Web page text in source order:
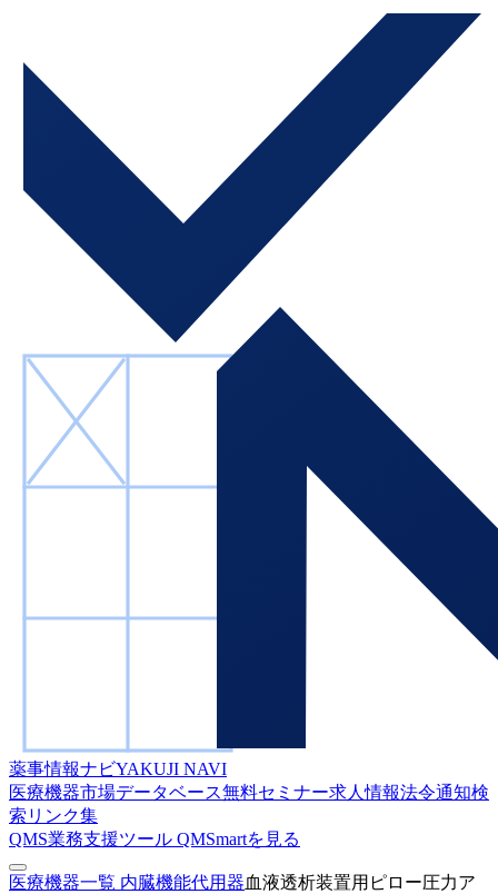
薬事情報ナビYAKUJI NAVI
医療機器市場データベース無料セミナー求人情報法令通知検
索 リンク集
QMS業務支援ツール QMSmartを見る
医療機器一覧 内臓機能代用器血液透析装置用ピロー圧力ア